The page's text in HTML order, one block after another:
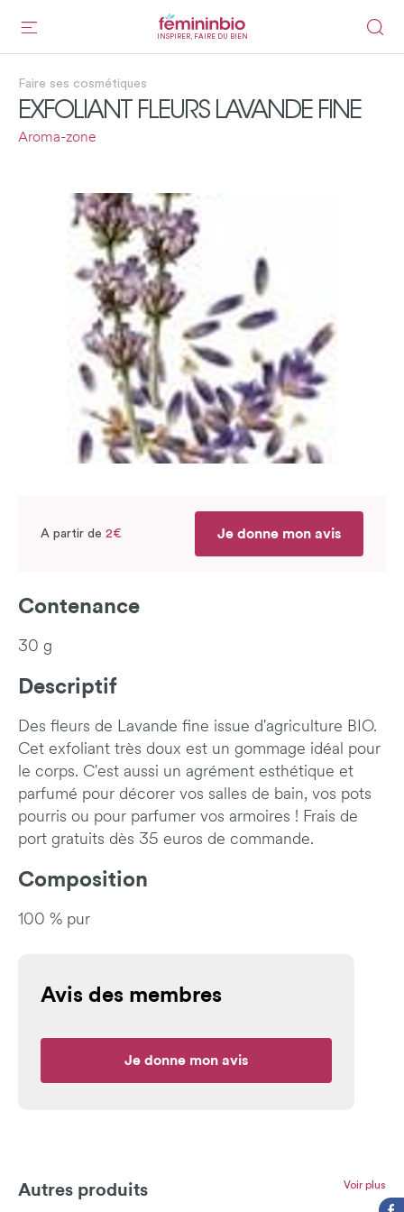
INSPIRER, FAIRE DU BIEN
Faire ses cosmétiques
EXFOLIANT FLEURS LAVANDE FINE
Aroma-zone
A partir de 2€ Je donne mon avis
Contenance
30 g
Descriptif
Des fleurs de Lavande fine issue d'agriculture BIO.
Cet exfoliant très doux est un gommage idéal pour
le corps. C'est aussi un agrément esthétique et
parfumé pour décorer vos salles de bain, vos pots
pourris ou pour parfumer vos armoires ! Frais de
port gratuits dès 35 euros de commande.
Composition
100 % pur
Avis des membres
Je donne mon avis
Autres produits Voir plus